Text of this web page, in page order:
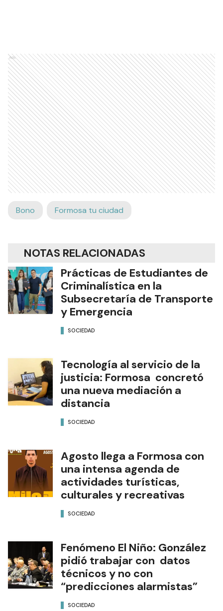
Ads
Bono Formosa tu ciudad
NOTAS RELACIONADAS
Prácticas de Estudiantes de
Criminalística en la
Subsecretaría de Transporte
y Emergencia
SOCIEDAD
Tecnología al servicio de la
justicia: Formosa concretó
una nueva mediación a
distancia
SOCIEDAD
Agosto llega a Formosa con
una intensa agenda de
actividades turísticas,
culturales y recreativas
SOCIEDAD
Fenómeno El Niño: González
pidió trabajar con datos
técnicos y no con
“predicciones alarmistas”
SOCIEDAD